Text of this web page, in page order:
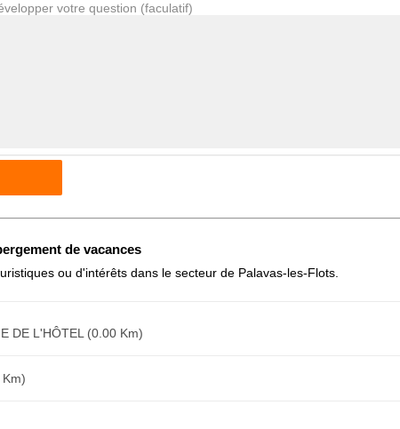
votre question (faculatif)
de vacances
ou d'intérêts dans le secteur de Palavas-les-Flots.
DE L'HÔTEL (0.00 Km)